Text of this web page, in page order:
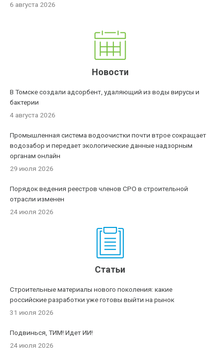
6 августа 2026
Новости
В Томске создали адсорбент, удаляющий из воды вирусы и
бактерии
4 августа 2026
Промышленная система водоочистки почти втрое сокращает
водозабор и передает экологические данные надзорным
органам онлайн
29 июля 2026
Порядок ведения реестров членов СРО в строительной
отрасли изменен
24 июля 2026
Статьи
Строительные материалы нового поколения: какие
российские разработки уже готовы выйти на рынок
31 июля 2026
Подвинься, ТИМ! Идет ИИ!
24 июля 2026